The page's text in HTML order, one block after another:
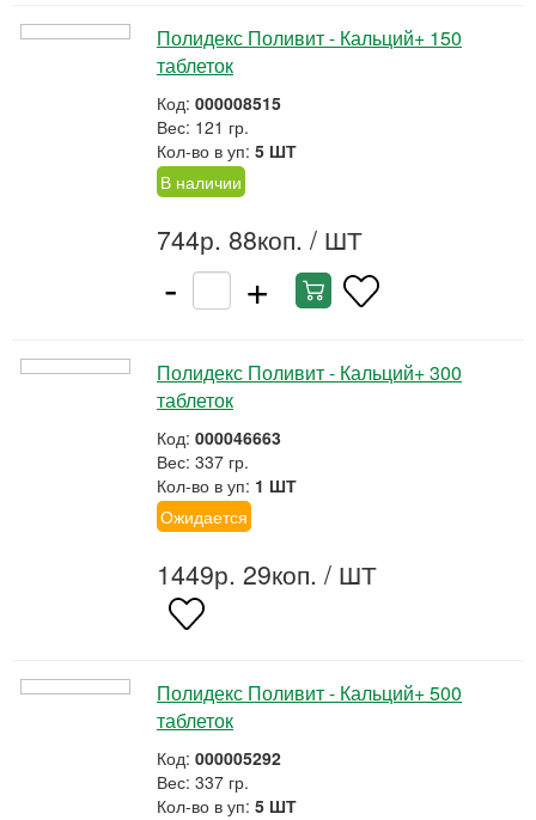
Полидекс Поливит - Кальций+ 150
таблеток
Код: 000008515
Вес: 121 гр.
Кол-во в уп: 5 ШТ
В наличии
744р. 88коп. / ШТ
- +
Полидекс Поливит - Кальций+ 300
таблеток
Код: 000046663
Вес: 337 гр.
Кол-во в уп: 1 ШТ
Ожидается
1449р. 29коп. / ШТ
Полидекс Поливит - Кальций+ 500
таблеток
Код: 000005292
Вес: 337 гр.
Кол-во в уп: 5 ШТ